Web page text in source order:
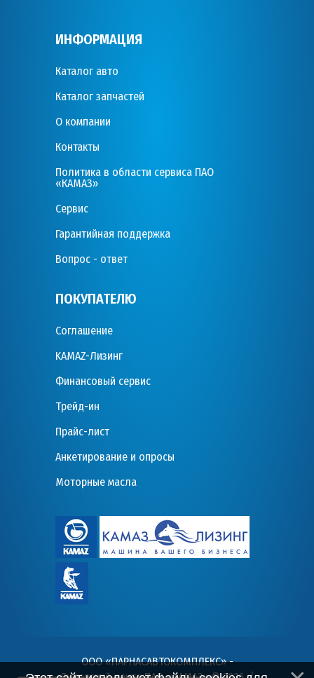
ИНФОРМАЦИЯ
Каталог авто
Каталог запчастей
О компании
Контакты
Политика в области сервиса ПАО
«КАМАЗ»
Сервис
Гарантийная поддержка
Вопрос - ответ
ПОКУПАТЕЛЮ
Соглашение
KAMAZ-Лизинг
Финансовый сервис
Трейд-ин
Прайс-лист
Анкетирование и опросы
Моторные масла
ООО «ПАРНАСАВТОКОМПЛЕКС» -